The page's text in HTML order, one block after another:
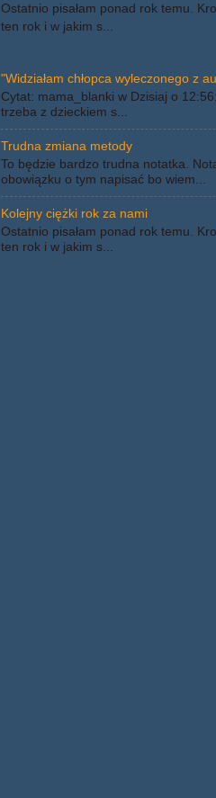
Ostatnio pisałam ponad rok temu.
ten rok i w jakim s...
"Widziałam chłopca wyleczonego z
Cytat: mama_blanki w Dzisiaj o
trzeba z dzieckiem s...
Trudna zmiana metody
To będzie bardzo trudna notatka.
obowiązku o tym napisać bo wiem...
Kolejny ciężki rok za nami
Ostatnio pisałam ponad rok temu.
ten rok i w jakim s...